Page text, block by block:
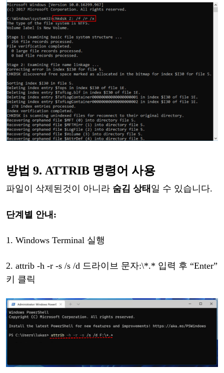
방법 9. ATTRIB 명령어 사용
파일이 삭제된것이 아니라 숨김 상태 일 수 있습니다.
단계별 안내 :
1. Windows Terminal 실행
2. attrib -h -r -s /s /d 드라이브 문자:\*.* 입력 후 “Enter”
키 클릭